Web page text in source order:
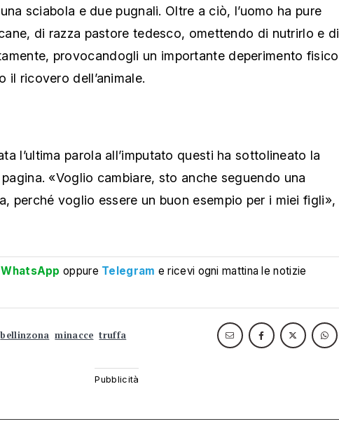
sciabola e due pugnali. Oltre a ciò, l’uomo ha pure
di razza pastore tedesco, omettendo di nutrirlo e di
provocandogli un importante deperimento fisico
il ricovero dell’animale.
l’ultima parola all’imputato questi ha sottolineato la
«Voglio cambiare, sto anche seguendo una
perché voglio essere un buon esempio per i miei figli»,
WhatsApp oppure Telegram e ricevi ogni mattina le notizie
bellinzona minacce truffa